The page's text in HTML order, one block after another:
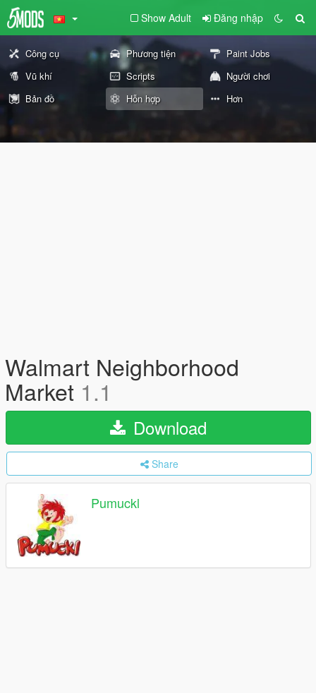
Show Adult Đăng nhập
Công cụ Phương tiện
Paint Jobs
Vũ khí
Scripts
Người chơi
Bản đồ
Hỗn hợp Hơn
Walmart Neighborhood
Market 1.1
Download
Share
Pumuckl